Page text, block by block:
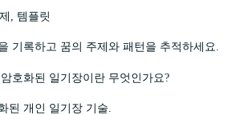
, 템플릿
기록하고 꿈의 주제와 패턴을 추적하세요.
호화된 일기장이란 무엇인가요?
된 개인 일기장 기술.